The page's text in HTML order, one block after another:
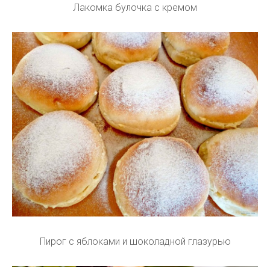
Лакомка булочка с кремом
Пирог с яблоками и шоколадной глазурью